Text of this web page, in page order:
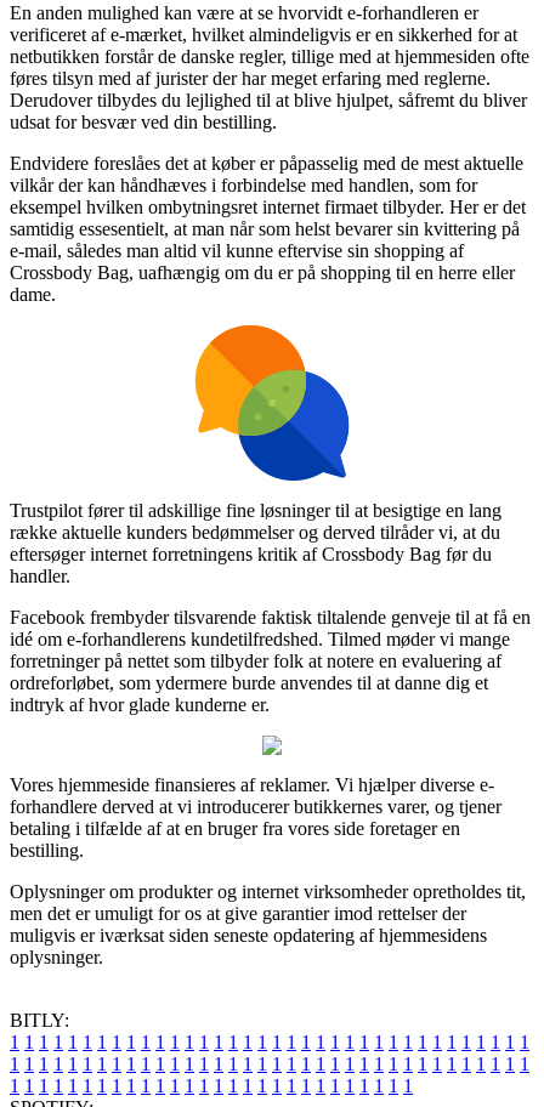
En anden mulighed kan være at se hvorvidt e-forhandleren er
verificeret af e-mærket, hvilket almindeligvis er en sikkerhed for at
netbutikken forstår de danske regler, tillige med at hjemmesiden ofte
føres tilsyn med af jurister der har meget erfaring med reglerne.
Derudover tilbydes du lejlighed til at blive hjulpet, såfremt du bliver
udsat for besvær ved din bestilling.
Endvidere foreslåes det at køber er påpasselig med de mest aktuelle
vilkår der kan håndhæves i forbindelse med handlen, som for
eksempel hvilken ombytningsret internet firmaet tilbyder. Her er det
samtidig essesentielt, at man når som helst bevarer sin kvittering på
e-mail, således man altid vil kunne eftervise sin shopping af
Crossbody Bag, uafhængig om du er på shopping til en herre eller
dame.
Trustpilot fører til adskillige fine løsninger til at besigtige en lang
række aktuelle kunders bedømmelser og derved tilråder vi, at du
eftersøger internet forretningens kritik af Crossbody Bag før du
handler.
Facebook frembyder tilsvarende faktisk tiltalende genveje til at få en
idé om e-forhandlerens kundetilfredshed. Tilmed møder vi mange
forretninger på nettet som tilbyder folk at notere en evaluering af
ordreforløbet, som ydermere burde anvendes til at danne dig et
indtryk af hvor glade kunderne er.
Vores hjemmeside finansieres af reklamer. Vi hjælper diverse e-
forhandlere derved at vi introducerer butikkernes varer, og tjener
betaling i tilfælde af at en bruger fra vores side foretager en
bestilling.
Oplysninger om produkter og internet virksomheder opretholdes tit,
men det er umuligt for os at give garantier imod rettelser der
muligvis er iværksat siden seneste opdatering af hjemmesidens
oplysninger.
BITLY:
1 1 1 1 1 1 1 1 1 1 1 1 1 1 1 1 1 1 1 1 1 1 1 1 1 1 1 1 1 1 1 1 1 1 1 1
1 1 1 1 1 1 1 1 1 1 1 1 1 1 1 1 1 1 1 1 1 1 1 1 1 1 1 1 1 1 1 1 1 1 1 1
1 1 1 1 1 1 1 1 1 1 1 1 1 1 1 1 1 1 1 1 1 1 1 1 1 1 1 1